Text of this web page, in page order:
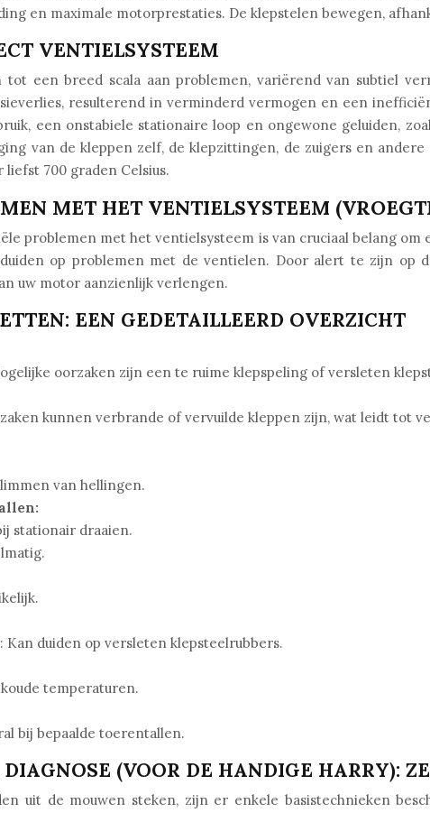
en maximale motorprestaties. De klepstelen bewegen,
VENTIELSYSTEEM
een breed scala aan problemen, variërend van subtiel
resulterend in verminderd vermogen en een
een onstabiele stationaire loop en ongewone geluiden,
van de kleppen zelf, de klepzittingen, de zuigers en
700 graden Celsius.
MET HET VENTIELSYSTEEM
problemen met het ventielsysteem is van cruciaal belang
op problemen met de ventielen. Door alert te zijn op
uw motor aanzienlijk verlengen.
EEN GEDETAILLEERD OVERZICHT
oorzaken zijn een te ruime klepspeling of versleten
kunnen verbrande of vervuilde kleppen zijn, wat leidt tot
van hellingen.
stationair draaien.
Kan duiden op versleten klepsteelrubbers.
temperaturen.
bij bepaalde toerentallen.
(VOOR DE HANDIGE HARRY):
uit de mouwen steken, zijn er enkele basistechnieken